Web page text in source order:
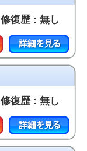
修復歴 : 無し
修復歴 : 無し